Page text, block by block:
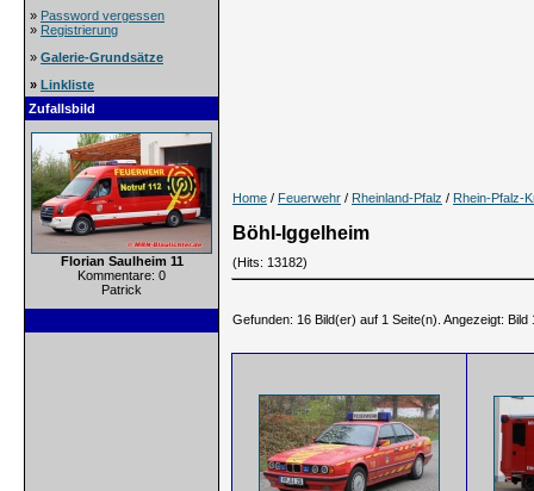
» Password vergessen
» Registrierung
» Galerie-Grundsätze
» Linkliste
Zufallsbild
Florian Saulheim 11
Kommentare: 0
Patrick
Home / Feuerwehr / Rheinland-Pfalz / Rhein-Pfalz-
Böhl-Iggelheim
(Hits: 13182)
Gefunden: 16 Bild(er) auf 1 Seite(n). Angezeigt: Bild